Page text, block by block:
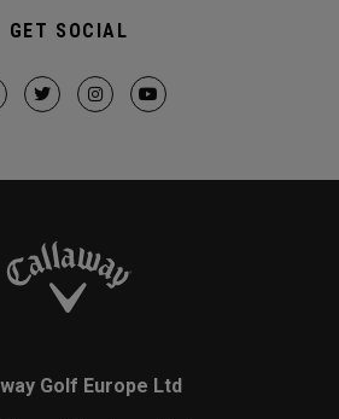
GET SOCIAL
Golf Europe Ltd